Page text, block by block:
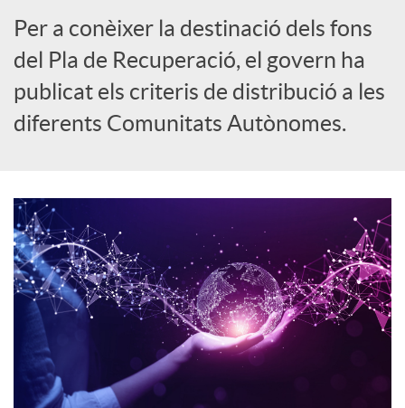
s
S
o
c
i
a
Per a conèixer la destinació dels fons
del Pla de Recuperació, el govern ha
publicat els criteris de distribució a les
diferents Comunitats Autònomes.